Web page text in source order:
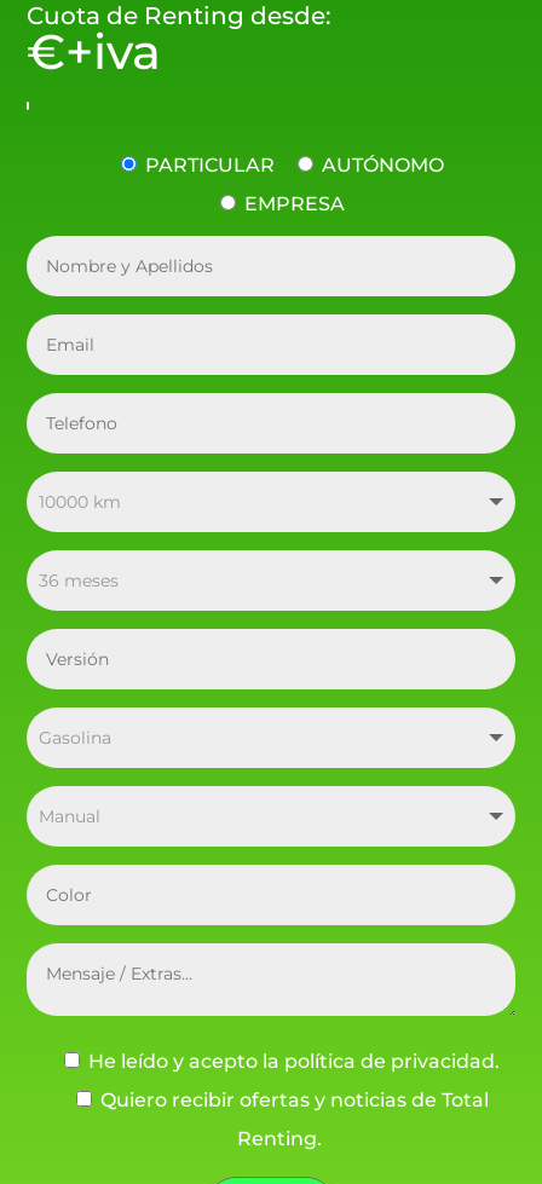
Cuota de Renting desde:
€+iva
PARTICULAR
AUTÓNOMO
EMPRESA
He leído y acepto la política de privacidad.
Quiero recibir ofertas y noticias de Total
Renting.